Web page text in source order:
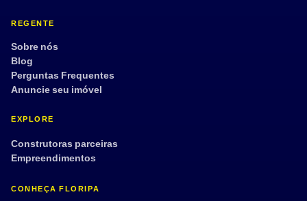
REGENTE
Sobre nós
Blog
Perguntas Frequentes
Anuncie seu imóvel
EXPLORE
Construtoras parceiras
Empreendimentos
CONHEÇA FLORIPA